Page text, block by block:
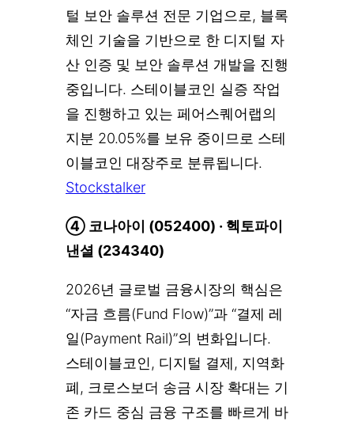
털 보안 솔루션 전문 기업으로, 블록
체인 기술을 기반으로 한 디지털 자
산 인증 및 보안 솔루션 개발을 진행
중입니다. 스테이블코인 실증 작업
을 진행하고 있는 페어스퀘어랩의
지분 20.05%를 보유 중이므로 스테
이블코인 대장주로 분류됩니다.
Stockstalker
④ 코나아이 (052400) · 헥토파이
낸셜 (234340)
2026년 글로벌 금융시장의 핵심은
“자금 흐름(Fund Flow)”과 “결제 레
일(Payment Rail)”의 변화입니다.
스테이블코인, 디지털 결제, 지역화
폐, 크로스보더 송금 시장 확대는 기
존 카드 중심 금융 구조를 빠르게 바